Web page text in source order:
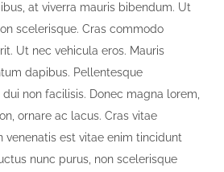
at viverra mauris bibendum. Ut
scelerisque. Cras commodo
Ut nec vehicula eros. Mauris
dapibus. Pellentesque
non facilisis. Donec magna lorem,
ornare ac lacus. Cras vitae
venenatis est vitae enim tincidunt
nunc purus, non scelerisque